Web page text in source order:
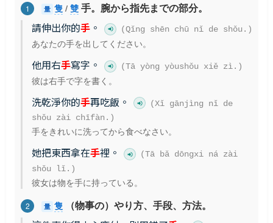
1 量 隻 / 雙 手。腕から指先までの部分。
請伸出你的手 。 (Qǐng shēn chū nǐ de shǒu.)
あなたの手を出してください。
他用右手寫字。 (Tā yòng yòushǒu xiě zì.)
彼は右手で字を書く。
洗乾淨你的手再吃飯。
(Xǐ gānjìng nǐ de
shǒu zài chīfàn.)
手をきれいに洗ってから食べなさい。
她把東西拿在手裡。
(Tā bǎ dōngxi ná zài
shǒu lǐ.)
彼女は物を手に持っている。
2 量 隻 （物事の）やり方、手段、方法。